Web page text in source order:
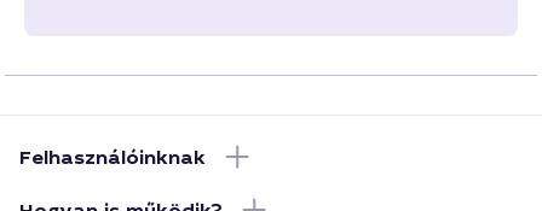
Felhasználóinknak